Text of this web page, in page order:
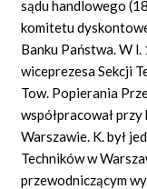
sądu handlowego
komitetu
Banku Państwa. W
wiceprezesa Sekcji
Tow. Popierania
współpracował
Warszawie. K. był
Techników w
przewodniczącym